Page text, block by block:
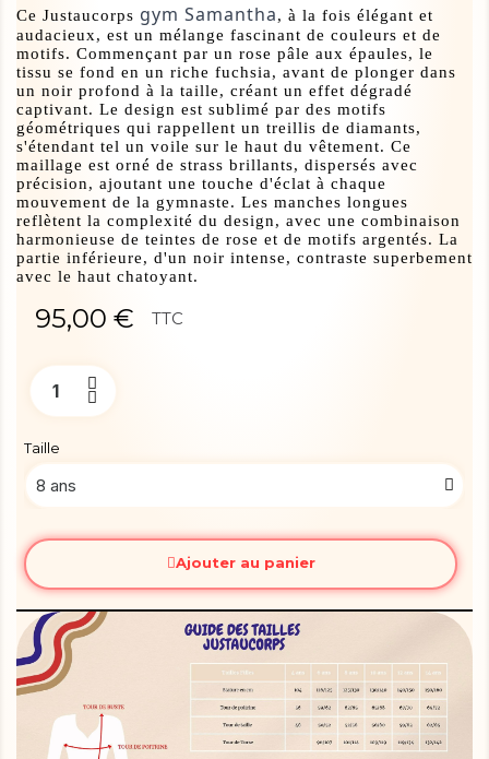
Ce Justaucorps gym Samantha, à la fois élégant et
audacieux, est un mélange fascinant de couleurs et de
motifs. Commençant par un rose pâle aux épaules, le
tissu se fond en un riche fuchsia, avant de plonger dans
un noir profond à la taille, créant un effet dégradé
captivant. Le design est sublimé par des motifs
géométriques qui rappellent un treillis de diamants,
s'étendant tel un voile sur le haut du vêtement. Ce
maillage est orné de strass brillants, dispersés avec
précision, ajoutant une touche d'éclat à chaque
mouvement de la gymnaste. Les manches longues
reflètent la complexité du design, avec une combinaison
harmonieuse de teintes de rose et de motifs argentés. La
partie inférieure, d'un noir intense, contraste superbement
avec le haut chatoyant.
95,00 € TTC
Taille
Ajouter au panier